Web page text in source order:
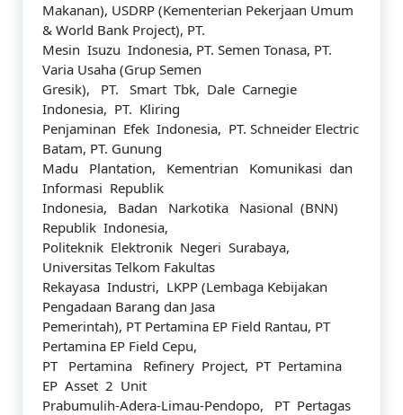
Makanan), USDRP (Kementerian Pekerjaan Umum
& World Bank Project), PT.
Mesin Isuzu Indonesia, PT. Semen Tonasa, PT.
Varia Usaha (Grup Semen
Gresik), PT. Smart Tbk, Dale Carnegie
Indonesia, PT. Kliring
Penjaminan Efek Indonesia, PT. Schneider Electric
Batam, PT. Gunung
Madu Plantation, Kementrian Komunikasi dan
Informasi Republik
Indonesia, Badan Narkotika Nasional (BNN)
Republik Indonesia,
Politeknik Elektronik Negeri Surabaya,
Universitas Telkom Fakultas
Rekayasa Industri, LKPP (Lembaga Kebijakan
Pengadaan Barang dan Jasa
Pemerintah), PT Pertamina EP Field Rantau, PT
Pertamina EP Field Cepu,
PT Pertamina Refinery Project, PT Pertamina
EP Asset 2 Unit
Prabumulih-Adera-Limau-Pendopo, PT Pertagas